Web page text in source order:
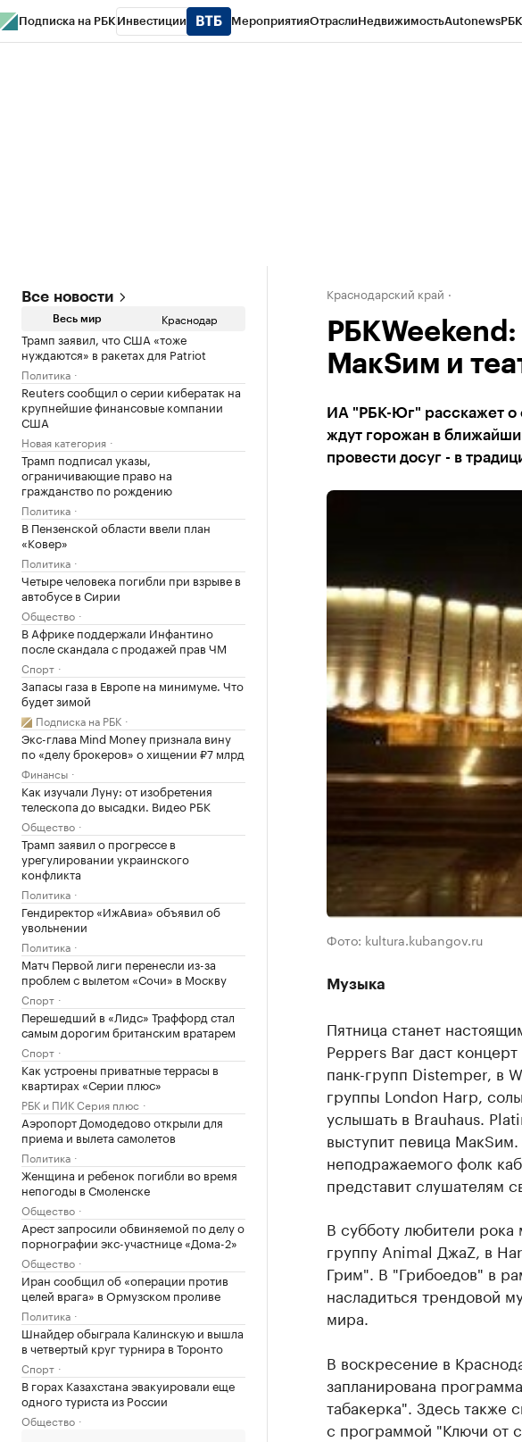
Подписка на РБК Инвестиции МероприятияОтраслиНедвижимостьAutonews
Все новости
Весь мир Краснодар
Трамп заявил, что США «тоже
нуждаются» в ракетах для Patriot
Политика
Reuters сообщил о серии кибератак на
крупнейшие финансовые компании
США
Новая категория
Трамп подписал указы,
ограничивающие право на
гражданство по рождению
Политика
В Пензенской области ввели план
«Ковер»
Политика
Четыре человека погибли при взрыве в
автобусе в Сирии
Общество
В Африке поддержали Инфантино
после скандала с продажей прав ЧМ
Спорт
Запасы газа в Европе на минимуме. Что
будет зимой
Подписка на РБК
Экс-глава Mind Money признала вину
по «делу брокеров» о хищении ₽7 млрд
Финансы
Как изучали Луну: от изобретения
телескопа до высадки. Видео РБК
Общество
Трамп заявил о прогрессе в
урегулировании украинского
конфликта
Политика
Гендиректор «ИжАвиа» объявил об
увольнении
Политика
Матч Первой лиги перенесли из-за
проблем с вылетом «Сочи» в Москву
Спорт
Перешедший в «Лидс» Траффорд стал
самым дорогим британским вратарем
Спорт
Как устроены приватные террасы в
квартирах «Серии плюс»
РБК и ПИК Серия плюс
Аэропорт Домодедово открыли для
приема и вылета самолетов
Политика
Женщина и ребенок погибли во время
непогоды в Смоленске
Общество
Арест запросили обвиняемой по делу о
порнографии экс-участнице «Дома-2»
Общество
Иран сообщил об «операции против
целей врага» в Ормузском проливе
Политика
Шнайдер обыграла Калинскую и вышла
в четвертый круг турнира в Торонто
Спорт
В горах Казахстана эвакуировали еще
одного туриста из России
Общество
Краснодарский край
МакSим и
ИА "РБК-Юг" расскажет о
ждут горожан в
провести досуг - в
Фото: kultura.kubangov.ru
Музыка
Пятница станет
Peppers Bar даст
панк-групп Distemper, в
группы London Harp,
услышать в Brauhaus.
выступит певица
неподражаемого фолк
представит слушателям
В субботу любители рока
группу Animal ДжаZ, в
Грим". В "Грибоедов" в
насладиться трендовой
мира.
В воскресение в
запланирована
табакерка". Здесь также
с программой "Ключи от